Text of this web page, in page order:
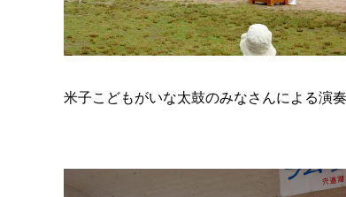
米子こどもがいな太鼓のみなさんによる演